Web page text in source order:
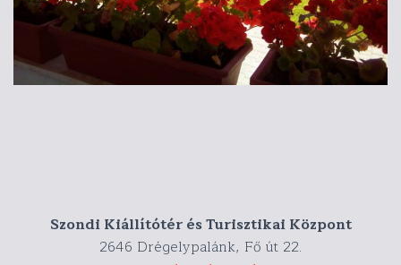
Szondi Kiállítótér és Turisztikai Központ
2646 Drégelypalánk, Fő út 22.